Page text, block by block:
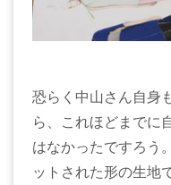
恐らく中山さん自身
ら、これほどまでに
はなかったですろう
ットされた形の生地